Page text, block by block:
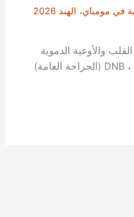
مومباي، الهند 2026
والأوعية الدموية
والصدر MBBS ، MS (الجراحة العامة) ، DNB (الجراحة العامة)